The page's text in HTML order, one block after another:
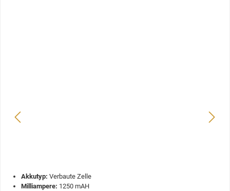
Akkutyp: Verbaute Zelle
Milliampere: 1250 mAH